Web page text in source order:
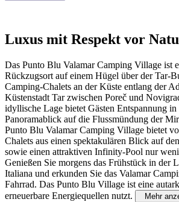
Luxus mit Respekt vor
Das Punto Blu Valamar Camping Village ist
Rückzugsort auf einem Hügel über der Tar-
Camping-Chalets an der Küste entlang der
Küstenstadt Tar zwischen Poreč und
idyllische Lage bietet Gästen Entspannung
Panoramablick auf die Flussmündung der
Punto Blu Valamar Camping Village bietet
Chalets aus einen spektakulären Blick auf
sowie einen attraktiven Infinity-Pool nur
Genießen Sie morgens das Frühstück in der
Italiana und erkunden Sie das Valamar
Fahrrad. Das Punto Blu Village ist eine
erneuerbare Energiequellen nutzt.
Mehr